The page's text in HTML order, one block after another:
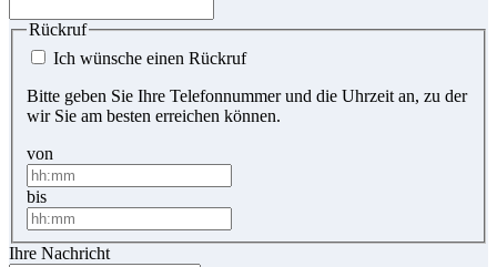
Rückruf
Ich wünsche einen Rückruf
Bitte geben Sie Ihre Telefonnummer und die Uhrzeit an, zu der
wir Sie am besten erreichen können.
von
bis
Ihre Nachricht